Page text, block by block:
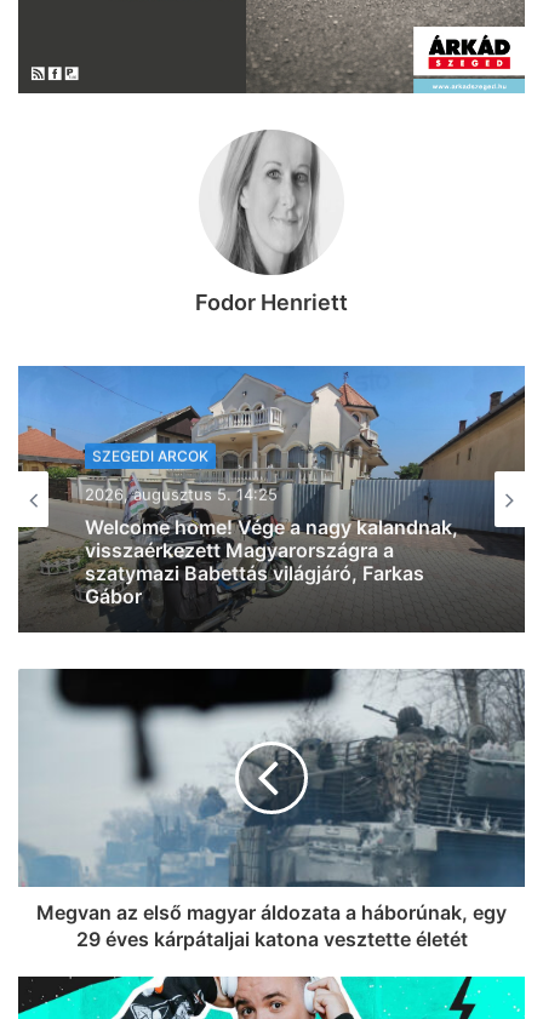
Fodor Henriett
SZEGEDI ARCOK
2026, augusztus 5. 11:30
Szegedi Pletykák: jéghideg vízzel
kedveskedtünk a szegedieknek,
valamint megkérdeztük azt is, ki hogyan
éli túl a brutális hőséget (videó)
SZEGEDI ARCOK
2026, augusztus 5. 07:37
“Tud időzíteni” – megszületett
Szabados Ági első gyermeke
Megvan az első magyar áldozata a háborúnak, egy
29 éves kárpátaljai katona vesztette életét